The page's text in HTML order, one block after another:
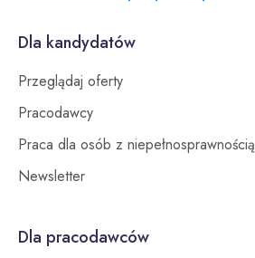
Dla kandydatów
Przeglądaj oferty
Pracodawcy
Praca dla osób z niepełnosprawnością
Newsletter
Dla pracodawców